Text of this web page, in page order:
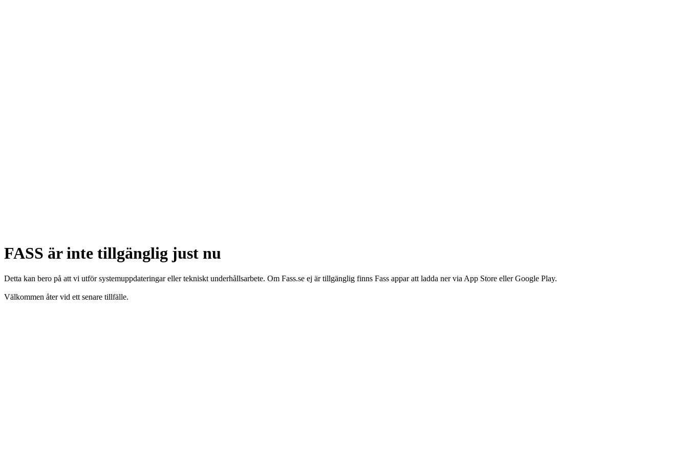
FASS är inte tillgänglig just nu
Detta kan bero på att vi utför systemuppdateringar eller tekniskt underhållsarbete. Om Fass.se ej är tillgänglig finns Fass appar att ladda ner via App Store eller Google Play.
Välkommen åter vid ett senare tillfälle.